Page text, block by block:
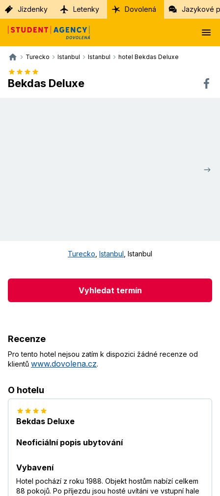
Jízdenky Letenky Dovolená Jazykové
Turecko Istanbul Istanbul hotel Bekdas Deluxe
Bekdas Deluxe
Turecko Istanbul Istanbul
Vyhledat termín
Recenze
Pro tento hotel nejsou zatím k dispozici žádné recenze od
klientů www.dovolena.cz.
O hotelu
Bekdas Deluxe
Neoficiální popis ubytování
Vybavení
Hotel pochází z roku 1988. Objekt hostům nabízí celkem
88 pokojů. Po příjezdu jsou hosté uvítáni ve vstupní hale